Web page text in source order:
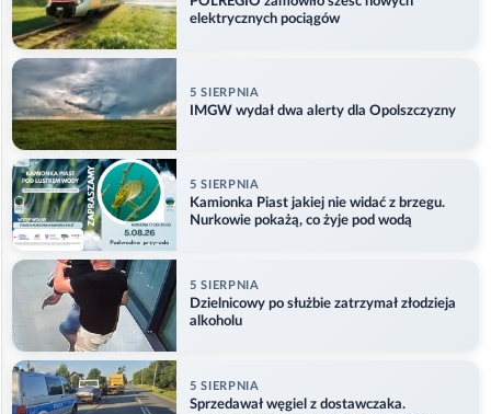
elektrycznych pociągów
5 SIERPNIA
IMGW wydał dwa alerty dla Opolszczyzny
5 SIERPNIA
Kamionka Piast jakiej nie widać z brzegu.
Nurkowie pokażą, co żyje pod wodą
5 SIERPNIA
Dzielnicowy po służbie zatrzymał złodzieja
alkoholu
5 SIERPNIA
Sprzedawał węgiel z dostawczaka.